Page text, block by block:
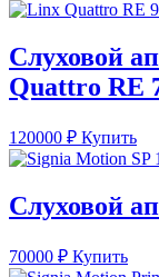
Слуховой
Quattro RE
120000 ₽ Купить
Слуховой
70000 ₽ Купить